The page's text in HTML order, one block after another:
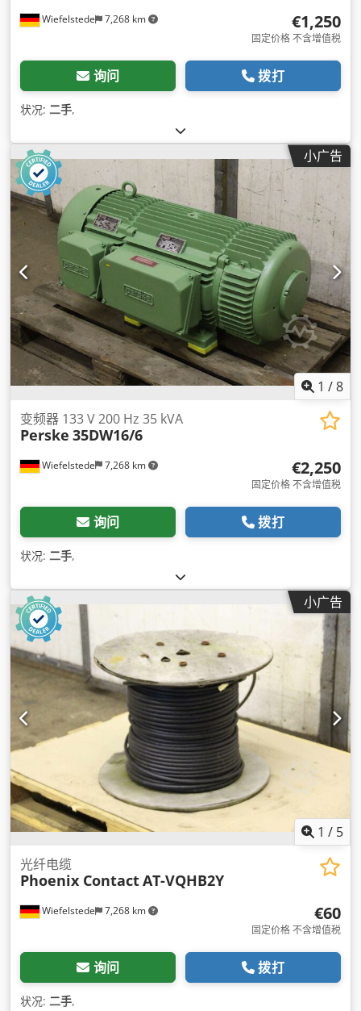
Wiefelstede 7,268 km €1,250
固定价格 不含增值税
询问 拨打
状况: 二手,
小广告
1 /8
Wiefelstede 7,268 km
变频器 133 V 200 Hz 35 kVA
Perske 35DW16/6
€2,250
固定价格 不含增值税
询问 拨打
状况: 二手,
小广告
1 / 5
Wiefelstede 7,268 km
光纤电缆
Phoenix ContactAT-VQHB2Y
€60
固定价格 不含增值税
询问 拨打
状况: 二手,